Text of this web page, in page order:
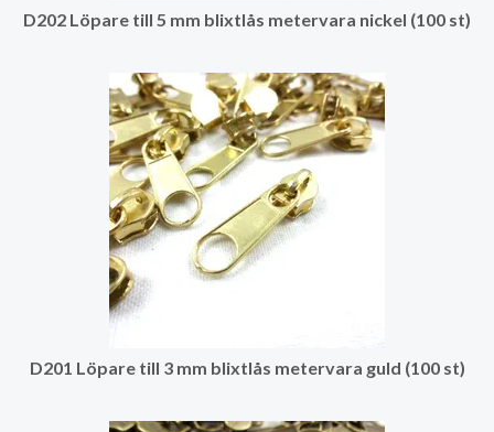
D202 Löpare till 5 mm blixtlås metervara nickel (100 st)
D201 Löpare till 3 mm blixtlås metervara guld (100 st)